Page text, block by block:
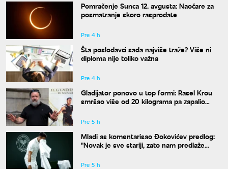
Pomračenje Sunca 12. avgusta: Naočare za
posmatranje skoro rasprodate
Pre 4 h
Šta poslodavci sada najviše traže? Više ni
diploma nije toliko važna
Pre 4 h
Gladijator ponovo u top formi: Rasel Krou
smršao više od 20 kilograma pa zapalio
Pre 5 h
Mladi as komentarisao Đokovićev predlog:
"Novak je sve stariji, zato nam predlaže
Pre 5 h